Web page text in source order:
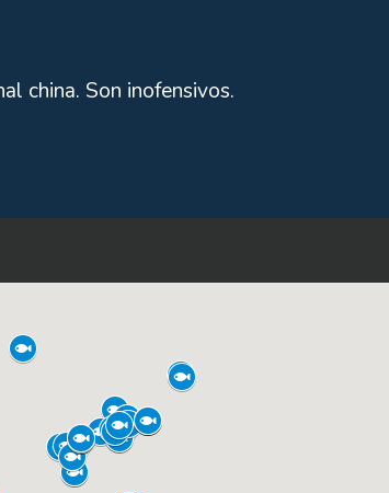
china. Son inofensivos.